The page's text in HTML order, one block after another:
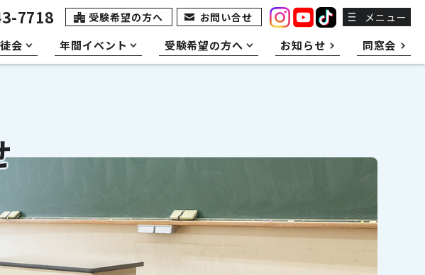
会 年間イベント 受験希望の方へ お知らせ 同窓会
7718 受験希望の方へ お問い合せ メニュー